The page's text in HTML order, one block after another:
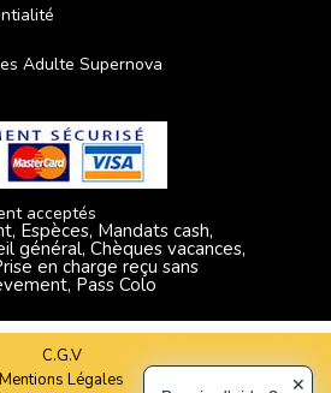
Adulte Supernova
acceptés
Espèces, Mandats cash,
général, Chèques vacances,
en charge reçu sans
Pass Colo
C.G.V
Mentions Légales
✕